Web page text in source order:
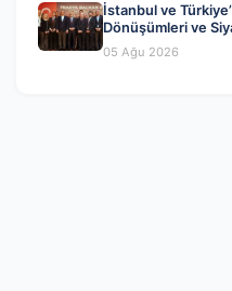
İstanbul ve
Dönüşümleri ve
05 Ağu 2026